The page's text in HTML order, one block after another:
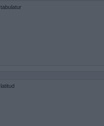
tabulatur
latitud